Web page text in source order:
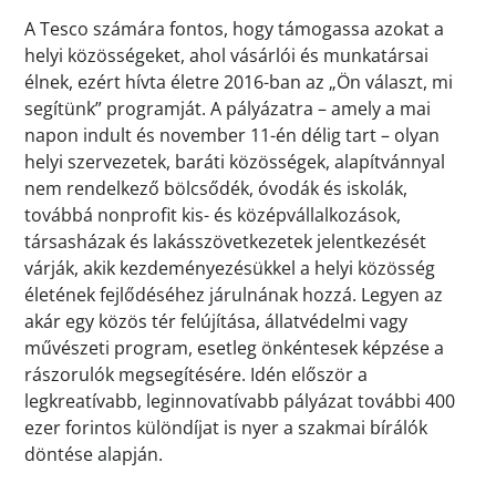
A Tesco számára fontos, hogy támogassa azokat a
helyi közösségeket, ahol vásárlói és munkatársai
élnek, ezért hívta életre 2016-ban az „Ön választ, mi
segítünk” programját. A pályázatra – amely a mai
napon indult és november 11-én délig tart – olyan
helyi szervezetek, baráti közösségek, alapítvánnyal
nem rendelkező bölcsődék, óvodák és iskolák,
továbbá nonprofit kis- és középvállalkozások,
társasházak és lakásszövetkezetek jelentkezését
várják, akik kezdeményezésükkel a helyi közösség
életének fejlődéséhez járulnának hozzá. Legyen az
akár egy közös tér felújítása, állatvédelmi vagy
művészeti program, esetleg önkéntesek képzése a
rászorulók megsegítésére. Idén először a
legkreatívabb, leginnovatívabb pályázat további 400
ezer forintos különdíjat is nyer a szakmai bírálók
döntése alapján.